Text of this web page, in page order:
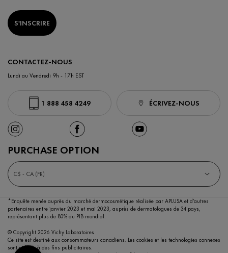
S'INSCRIRE
CONTACTEZ-NOUS
Lundi au Vendredi 9h - 17h EST
1 888 458 4249 ÉCRIVEZ-NOUS
PURCHASE OPTION
C$ - CA (FR)
*Enquête menée auprès du marché dermocosmétique réalisée par APLUSA et d’autres
partenaires entre janvier 2023 et mai 2023, auprès de dermatologues de 34 pays,
représentant plus de 80% du PIB mondial.
© Copyright 2026 Vichy Laboratoires
Ce site est destiné aux consommateurs canadiens. Les cookies et les technologies connexes
sont utilisés à des fins publicitaires.